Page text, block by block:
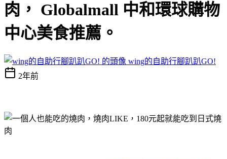
肉， Globalmall 中和環球購物
中心美食推薦。
wing的自助行腳趴趴GO!
2年前